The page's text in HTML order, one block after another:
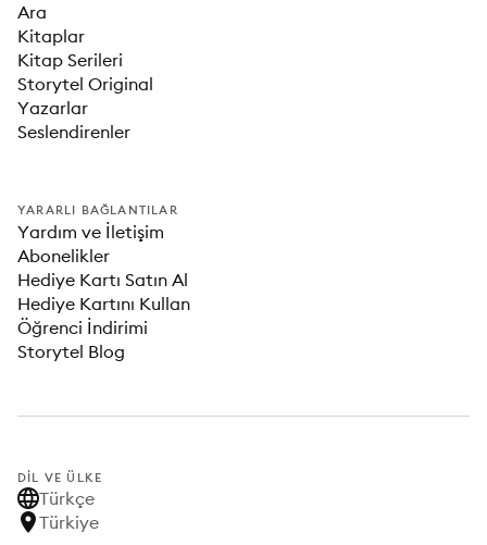
Ara
Kitaplar
Kitap Serileri
Storytel Original
Yazarlar
Seslendirenler
YARARLI BAĞLANTILAR
Yardım ve İletişim
Abonelikler
Hediye Kartı Satın Al
Hediye Kartını Kullan
Öğrenci İndirimi
Storytel Blog
DIL VE ÜLKE
Türkçe
Türkiye